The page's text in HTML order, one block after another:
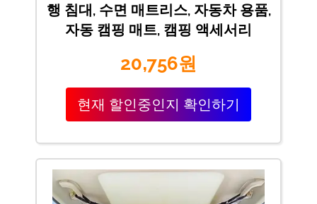
행 침대, 수면 매트리스, 자동차 용품,
자동 캠핑 매트, 캠핑 액세서리
20,756원
현재 할인중인지 확인하기